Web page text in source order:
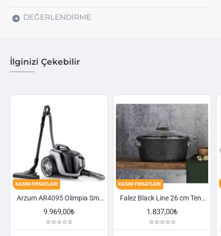
DEĞERLENDIRME
İlginizi Çekebilir
KASIM FIRSATLARI
Arzum AR4095 Olimpia Smart Cyclone Filtreli Süpürge - Füme
9.969,00₺
KASIM FIRSATLARI
Falez Black Line 26 cm Tencere
1.837,00₺